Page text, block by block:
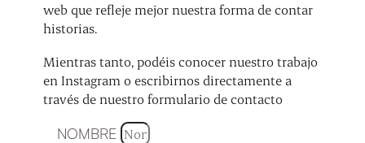
web que refleje mejor nuestra forma de contar
historias.
Mientras tanto, podéis conocer nuestro trabajo
en Instagram o escribirnos directamente a
través de nuestro formulario de contacto
NOMBRE